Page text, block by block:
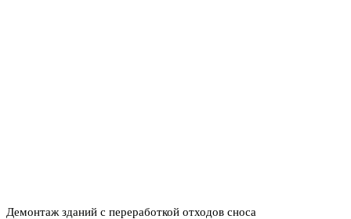
Демонтаж зданий с переработкой отходов сноса